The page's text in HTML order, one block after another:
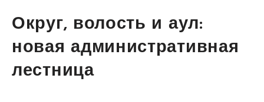
Округ, волость и аул:
новая административная
лестница